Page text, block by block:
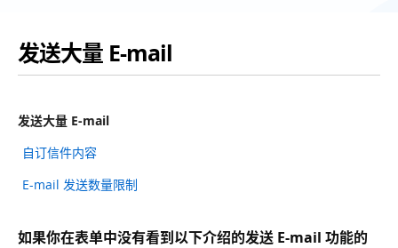
发送大量 E-mail
发送大量 E-mail
自订信件内容
E-mail 发送数量限制
如果你在表单中没有看到以下介绍的发送 E-mail 功能的